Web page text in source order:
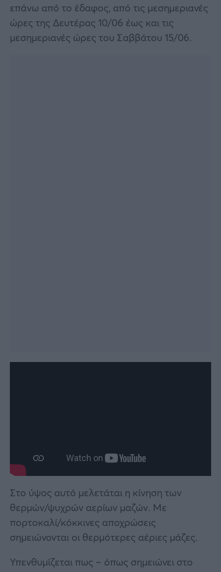
επάνω από το έδαφος, από τις μεσημεριανές
ώρες της Δευτέρας 10/06 έως και τις
μεσημεριανές ώρες του Σαββάτου 15/06.
Στο ύψος αυτό μελετάται η κίνηση των
θερμών/ψυχρών αερίων μαζών. Με
πορτοκαλί/κόκκινες αποχρώσεις
σημειώνονται οι θερμότερες αέριες μάζες.
Υπενθυμίζεται πως – όπως σημειώνει στο